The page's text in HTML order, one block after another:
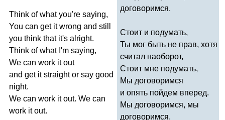
Think of what you're saying,
You can get it wrong and still
you think that it's alright.
Think of what I'm saying,
We can work it out
and get it straight or say good
night.
We can work it out. We can
work it out.
договоримся.
Стоит и подумать,
Ты мог быть не прав, хотя
считал наоборот,
Стоит мне подумать,
Мы договоримся
и опять пойдем вперед.
Мы договоримся, мы
договоримся.